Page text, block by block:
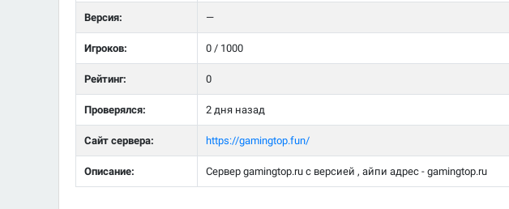
Версия: —
Игроков: 0 / 1000
Рейтинг: 0
Проверялся: 2 дня назад
Сайт сервера: https://gamingtop.fun/
Описание: Сервер gamingtop.ru с версией , айпи адрес - gamingtop.ru